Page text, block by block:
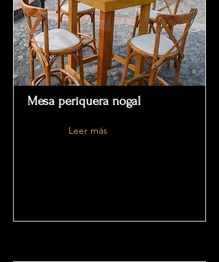
Mesa periquera nogal
Leer más